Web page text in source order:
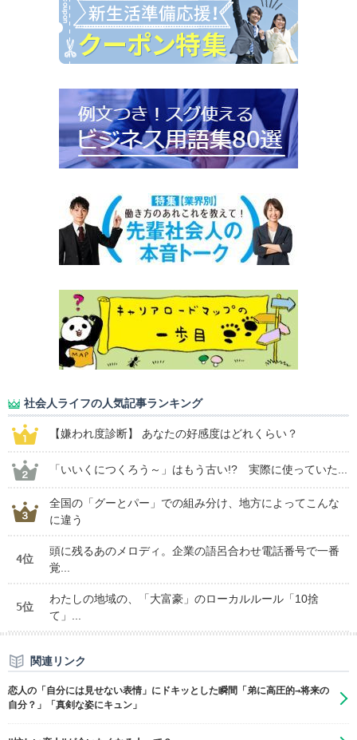
社会人ライフの人気記事ランキング
【嫌われ度診断】 あなたの好感度はどれくらい？
「いいくにつくろう～」はもう古い!? 実際に使っていた...
全国の「グーとパー」での組み分け、地方によってこんな
に違う
4位
頭に残るあのメロディ。企業の語呂合わせ電話番号で一番
覚...
5位
わたしの地域の、「大富豪」のローカルルール「10捨
て」...
関連リンク
恋人の「自分には見せない表情」にドキッとした瞬間「弟に高圧的→将来の
自分？」「真剣な姿にキュン」